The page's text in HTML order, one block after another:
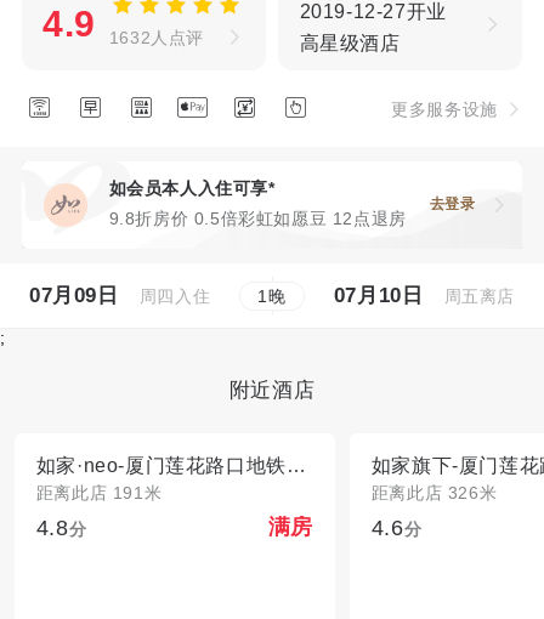
4.9 1632人点评
2019-12-27开业
高星级酒店
      更多服务设施
如会员本人入住可享*
9.8折房价 0.5倍彩虹如愿豆 12点退房
去登录
07月09日 周四入住 1晚 07月10日 周五离店
;
附近酒店
如家·neo-厦门莲花路口地铁站店
距离此店 191米
4.8分 满房
距离此店 326米
4.6分